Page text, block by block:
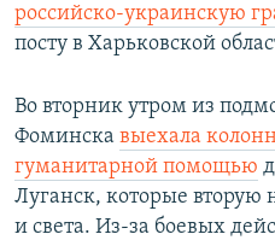
российско-украинскую
посту в Харьковской
Во вторник утром из
Фоминска выехала
гуманитарной помощью
Луганск, которые вторую
и света. Из-за боевых